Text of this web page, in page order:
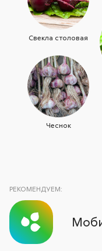
Свекла столовая
Чеснок
РЕКОМЕНДУЕМ: